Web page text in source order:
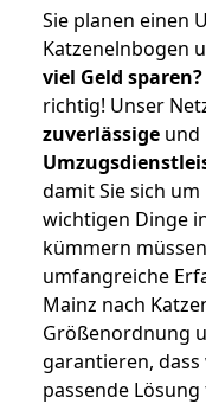
Sie planen einen
Katzenelnbogen
viel Geld sparen?
richtig! Unser
zuverlässige und
damit Sie sich
wichtigen Dinge
kümmern
umfangreiche
Mainz nach
Größenordnung
garantieren,
passende